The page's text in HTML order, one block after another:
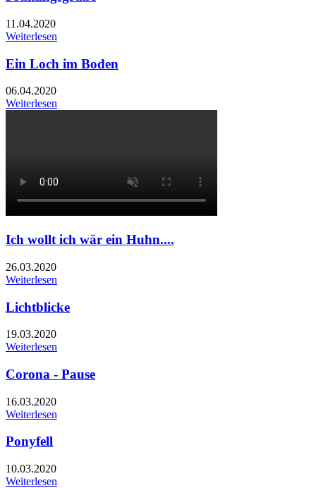
11.04.2020
Weiterlesen
Ein Loch im Boden
06.04.2020
Weiterlesen
Ich wollt ich wär ein Huhn....
26.03.2020
Weiterlesen
Lichtblicke
19.03.2020
Weiterlesen
Corona - Pause
16.03.2020
Weiterlesen
Ponyfell
10.03.2020
Weiterlesen